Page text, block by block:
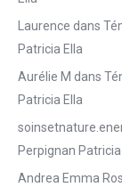
Laurence dans
Patricia Ella
Aurélie M dans
Patricia Ella
Perpignan Patricia
Andrea Emma